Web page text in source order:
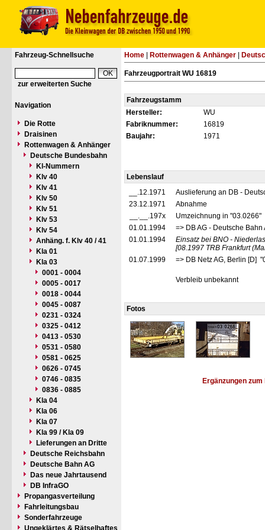
Fahrzeug-Schnellsuche
zur erweiterten Suche
Navigation
Die Rotte
Draisinen
Rottenwagen & Anhänger
Deutsche Bundesbahn
Kl-Nummern
Klv 40
Klv 41
Klv 50
Klv 51
Klv 53
Klv 54
Anhäng. f. Klv 40 / 41
Kla 01
Kla 03
0001 - 0004
0005 - 0017
0018 - 0044
0045 - 0087
0231 - 0324
0325 - 0412
0413 - 0530
0531 - 0580
0581 - 0625
0626 - 0745
0746 - 0835
0836 - 0885
Kla 04
Kla 06
Kla 07
Kla 99 / Kla 09
Lieferungen an Dritte
Deutsche Reichsbahn
Deutsche Bahn AG
Das neue Jahrtausend
DB InfraGO
Propangasverteilung
Fahrleitungsbau
Sonderfahrzeuge
Ungeklärtes & Rätselhaftes
Home Rottenwagen & Anhänger
Fahrzeugportrait WU 16819
Fahrzeugstamm
Hersteller:
WU
Fabriknummer:
16819
Baujahr:
1971
Lebenslauf
__.12.1971
Auslieferung an DB -
23.12.1971
Abnahme
__.__.197x
Umzeichnung in "03.0266"
01.01.1994
=> DB AG - Deutsche
01.01.1994
Einsatz bei BNO -
[08.1997 TRB Frankfurt
01.07.1999
=> DB Netz AG, Berlin [D]
Verbleib unbekannt
Fotos
Ergänzungen